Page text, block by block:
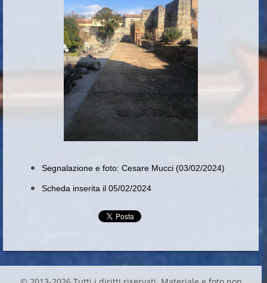
Segnalazione e foto: Cesare Mucci (03/02/2024)
Scheda inserita il 05/02/2024